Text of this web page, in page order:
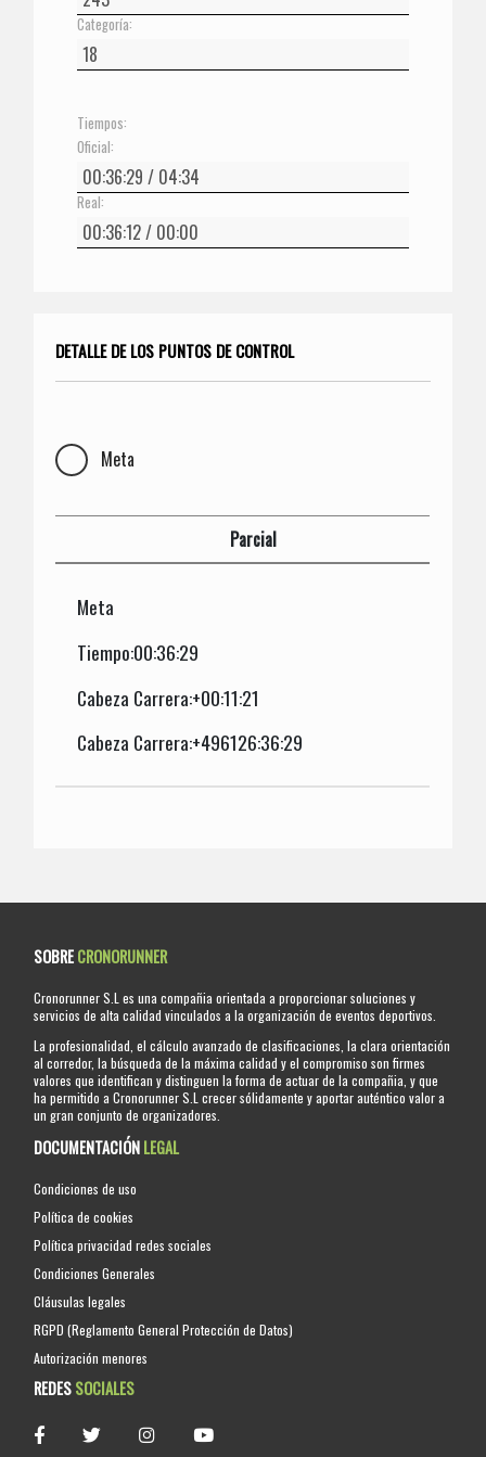
Categoría:
Tiempos:
Oficial:
Real:
DETALLE DE LOS PUNTOS DE CONTROL
Meta
Parcial
Meta
Tiempo:00:36:29
Cabeza Carrera:+00:11:21
Cabeza Carrera:+496126:36:29
SOBRECRONORUNNER
Cronorunner S.L es una compañia orientada a proporcionar soluciones y
servicios de alta calidad vinculados a la organización de eventos deportivos.
La profesionalidad, el cálculo avanzado de clasificaciones, la clara orientación
al corredor, la búsqueda de la máxima calidad y el compromiso son firmes
valores que identifican y distinguen la forma de actuar de la compañia, y que
ha permitido a Cronorunner S.L crecer sólidamente y aportar auténtico valor a
un gran conjunto de organizadores.
DOCUMENTACIÓNLEGAL
Condiciones de uso
Política de cookies
Política privacidad redes sociales
Condiciones Generales
Cláusulas legales
RGPD (Reglamento General Protección de Datos)
Autorización menores
REDESSOCIALES